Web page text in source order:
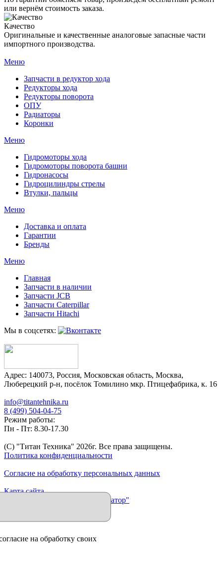
или вернём стоимость заказа.
Качество
Оригинальные и качественные аналоговые запасные части
импортного производства.
Меню
Запчасти в редуктор хода
Редукторы хода
Редукторы поворота
ОПУ
Радиаторы
Коронки
Меню
Гидромоторы хода
Гидромоторы поворота башни
Гидронасосы
Гидроцилиндры стрелы
Втулки, пальцы
Меню
Доставка и оплата
Гарантии
Бренды
Меню
Главная
Запчасти в наличии
Запчасти JCB
Запчасти Caterpillar
Запчасти Hitachi
Мы в соцсетях:
Адрес: 140073, Россия, Московская область, Москва,
Люберецкий р-н, посёлок Томилино мкр. Птицефабрика, к. 16
info@titantehnika.ru
8 (499) 504-04-75
Режим работы:
Пн - Пт: 8.30-17.30
(C) "Титан Техника" 2026г. Все права защищены.
Политика конфиденциальности
Согласие на обработку персональных данных
Карта сайта
Продвижение сайта "Иллюминатор"
на обработку своих